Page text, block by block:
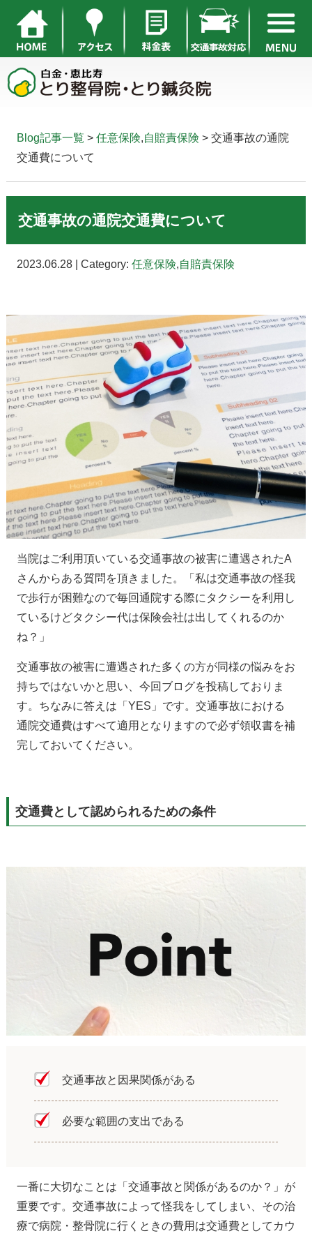
Blog記事一覧 > 任意保険,自賠責保険 > 交通事故の通院
交通費について
交通事故の通院交通費について
2023.06.28 | Category: 任意保険,自賠責保険
当院はご利用頂いている交通事故の被害に遭遇されたA
さんからある質問を頂きました。「私は交通事故の怪我
で歩行が困難なので毎回通院する際にタクシーを利用し
ているけどタクシー代は保険会社は出してくれるのか
ね？」
交通事故の被害に遭遇された多くの方が同様の悩みをお
持ちではないかと思い、今回ブログを投稿しておりま
す。ちなみに答えは「YES」です。交通事故における
通院交通費はすべて適用となりますので必ず領収書を補
完しておいてください。
交通費として認められるための条件
交通事故と因果関係がある
必要な範囲の支出である
一番に大切なことは「交通事故と関係があるのか？」が
重要です。交通事故によって怪我をしてしまい、その治
療で病院・整骨院に行くときの費用は交通費としてカウ